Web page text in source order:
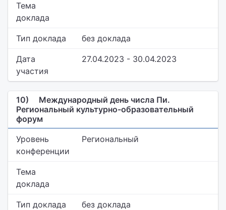
Тема
доклада
Тип доклада без доклада
Дата
участия
27.04.2023 - 30.04.2023
10)
Международный день числа Пи.
Региональный культурно-образовательный
форум
Уровень
конференции
Региональный
Тема
доклада
Тип доклада без доклада